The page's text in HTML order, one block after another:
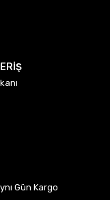
Gün Kargo